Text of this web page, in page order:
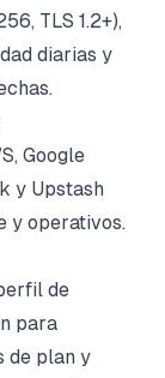
TLS 1.2+),
diarias y
Google
y Upstash
y operativos.
de
para
de plan y